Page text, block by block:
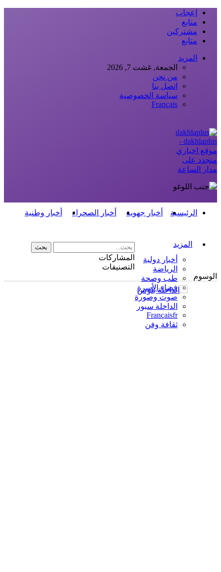
إعجاب
متابع
مشتركين
متابع
المزيد
الجمعة, غشت 7, 2026
من نحن
اتصل بنا
سياسة الخصوصية
Français
dakhlaplus -
موقع اخباري
متجدد على
مدار الساعة
الرئيسية أخبار جهوية أخبار الصحراء أخبار وطنية
المزيد
أخبار دولية
الرياضة
طب وصحة
فضاء الأسرة
صوت وصورة
الداخلة سبور
Françaisfr
ثقافة وفن
المشاركات
التصنيفات
الوسوم